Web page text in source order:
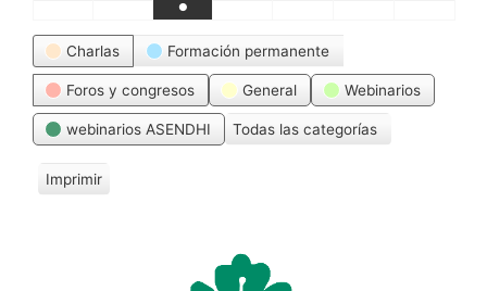
octubre,
2021
octubre,
2021
octubre,
2021
●
(1
event)
2021
2021
Categorías
Charlas Formación permanente
Foros y congresos General Webinarios
webinarios ASENDHI Todas las categorías
Imprimir
V